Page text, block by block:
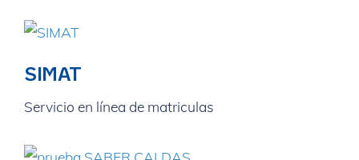
SIMAT
Servicio en línea de matriculas